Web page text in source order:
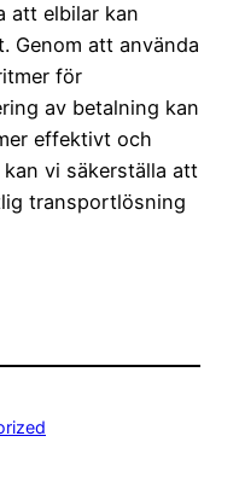
att elbilar kan
Genom att använda
för
av betalning kan
effektivt och
vi säkerställa att
transportlösning